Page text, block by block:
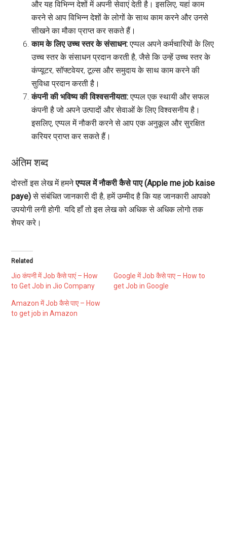
और यह विभिन्न देशों में अपनी सेवाएं देती है। इसलिए, यहां काम
करने से आप विभिन्न देशों के लोगों के साथ काम करने और उनसे
सीखने का मौका प्राप्त कर सकते हैं।
काम के लिए उच्च स्तर के संसाधन:एप्पल अपने कर्मचारियों के लिए
उच्च स्तर के संसाधन प्रदान करती है, जैसे कि उन्हें उच्च स्तर के
कंप्यूटर, सॉफ्टवेयर, टूल्स और समुदाय के साथ काम करने की
सुविधा प्रदान करती है।
कंपनी की भविष्य की विश्वसनीयता:एप्पल एक स्थायी और सफल
कंपनी है जो अपने उत्पादों और सेवाओं के लिए विश्वसनीय है।
इसलिए, एप्पल में नौकरी करने से आप एक अनुकूल और सुरक्षित
करियर प्राप्त कर सकते हैं।
अंतिम शब्द
दोस्तों इस लेख में हमनेएप्पल में नौकरी कैसे पाए (Apple me job kaise
paye)से संबंधित जानकारी दी है, हमें उम्मीद है कि यह जानकारी आपको
उपयोगी लगी होगी. यदि हाँ तो इस लेख को अधिक से अधिक लोगो तक
शेयर करे।
Related
Jio कंपनी में Job कैसे पाएं – How
to Get Job in Jio Company
Google में Job कैसे पाए – How to
get Job in Google
Amazon में Job कैसे पाए – How
to get job in Amazon